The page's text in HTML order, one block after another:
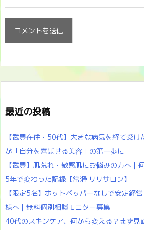
最近の投稿
【武豊在住・50代】大きな病気を経て受
が「自分を喜ばせる美容」の第一歩に
【武豊】肌荒れ・敏感肌にお悩みの方へ｜
5年で変わった記録【常滑 リリサロン】
【限定5名】ホットペッパーなしで安定経
様へ｜無料個別相談モニター募集
40代のスキンケア、何から変える？まず見